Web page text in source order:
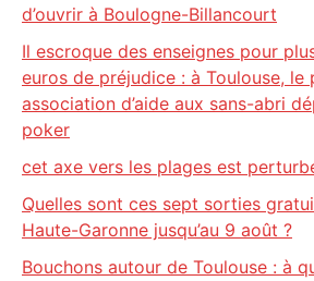
d’ouvrir à Boulogne-Billancourt
Il escroque des enseignes pour
euros de préjudice : à Toulouse, le
association d’aide aux sans-abri
poker
cet axe vers les plages est
Quelles sont ces sept sorties
Haute-Garonne jusqu’au 9 août ?
Bouchons autour de Toulouse : à